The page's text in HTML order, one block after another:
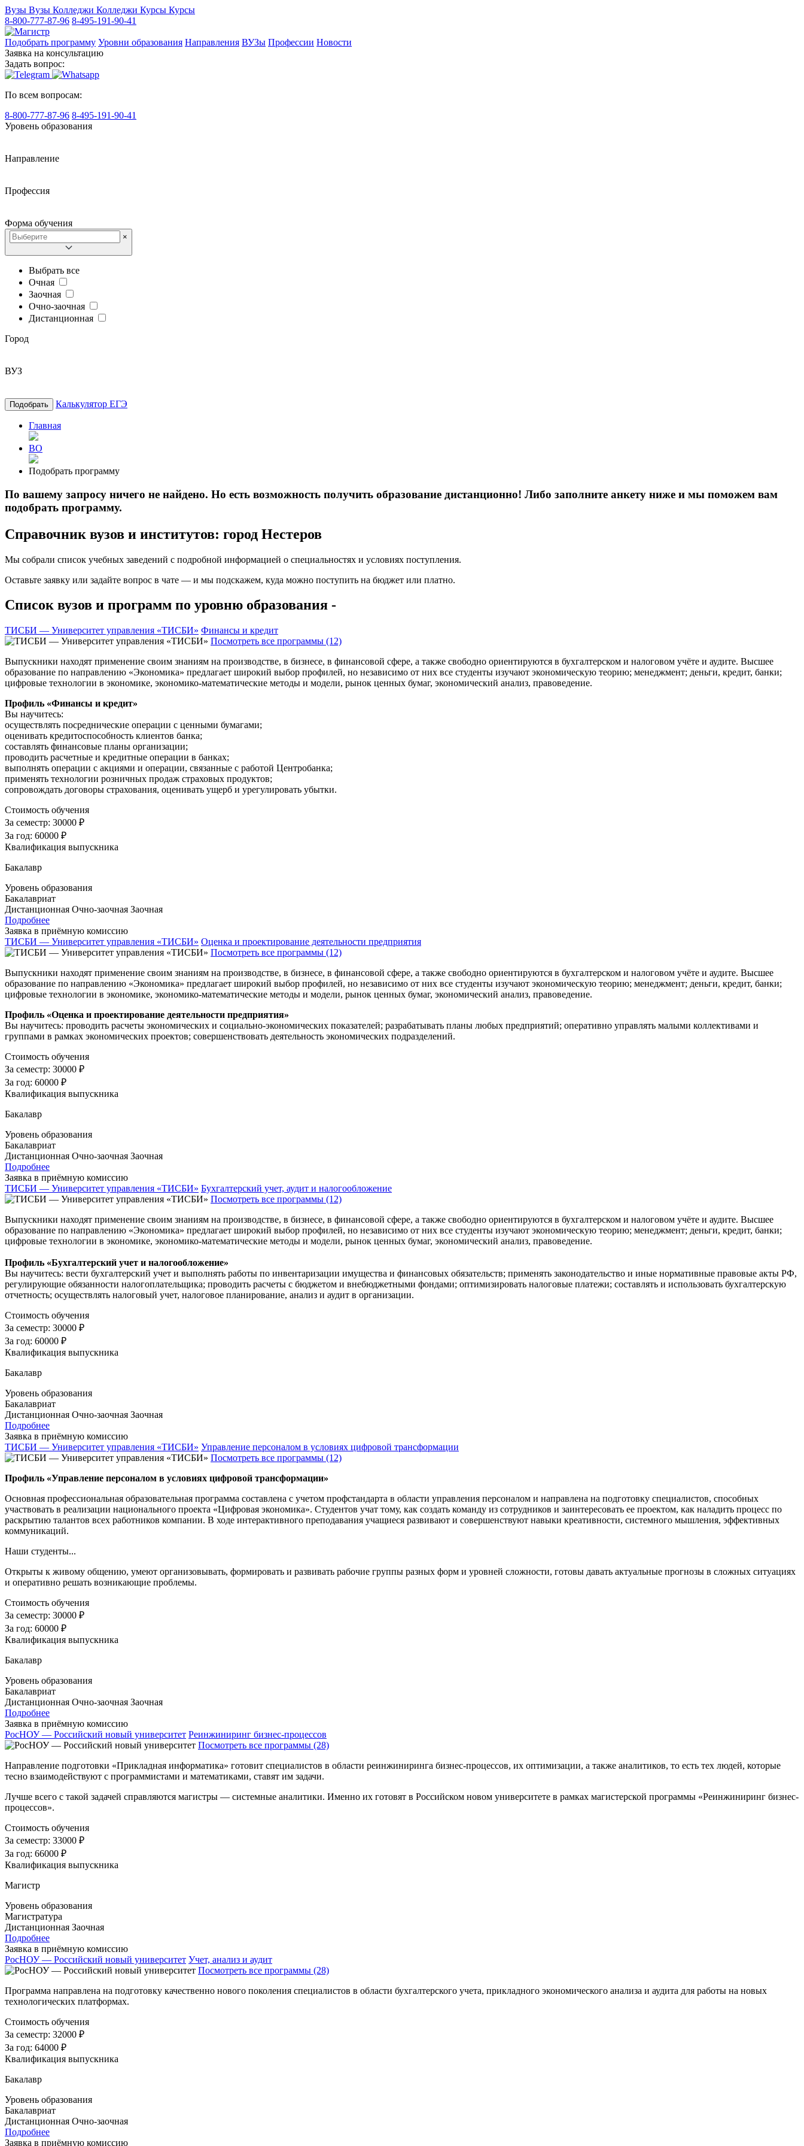
Вузы Вузы Колледжи Колледжи Курсы Курсы
8-800-777-87-96 8-495-191-90-41
Подобрать программу Уровни образования Направления ВУЗы Профессии Новости
Заявка на консультацию
Задать вопрос:
По всем вопросам:
8-800-777-87-96 8-495-191-90-41
Уровень образования
Направление
Профессия
Форма обучения
×
Выбрать все
Очная
Заочная
Очно-заочная
Дистанционная
Город
ВУЗ
Подобрать Калькулятор ЕГЭ
Главная
ВО
Подобрать программу
По вашему запросу ничего не найдено. Но есть возможность получить образование дистанционно! Либо заполните анкету ниже и мы поможем вам
подобрать программу.
Справочник вузов и институтов: город Нестеров
Мы собрали список учебных заведений с подробной информацией о специальностях и условиях поступления.
Оставьте заявку или задайте вопрос в чате — и мы подскажем, куда можно поступить на бюджет или платно.
Список вузов и программ по уровню образования -
ТИСБИ — Университет управления «ТИСБИ» Финансы и кредит
Посмотреть все программы (12)
Выпускники находят применение своим знаниям на производстве, в бизнесе, в финансовой сфере, а также свободно ориентируются в бухгалтерском и налоговом учёте и аудите. Высшее
образование по направлению «Экономика» предлагает широкий выбор профилей, но независимо от них все студенты изучают экономическую теорию; менеджмент; деньги, кредит, банки;
цифровые технологии в экономике, экономико-математические методы и модели, рынок ценных бумаг, экономический анализ, правоведение.
Профиль «Финансы и кредит»
Вы научитесь:
осуществлять посреднические операции с ценными бумагами;
оценивать кредитоспособность клиентов банка;
составлять финансовые планы организации;
проводить расчетные и кредитные операции в банках;
выполнять операции с акциями и операции, связанные с работой Центробанка;
применять технологии розничных продаж страховых продуктов;
сопровождать договоры страхования, оценивать ущерб и урегулировать убытки.
Стоимость обучения
За семестр: 30000 ₽
За год: 60000 ₽
Квалификация выпускника
Бакалавр
Уровень образования
Бакалавриат
Дистанционная Очно-заочная Заочная
Подробнее
Заявка в приёмную комиссию
ТИСБИ — Университет управления «ТИСБИ» Оценка и проектирование деятельности предприятия
Посмотреть все программы (12)
Выпускники находят применение своим знаниям на производстве, в бизнесе, в финансовой сфере, а также свободно ориентируются в бухгалтерском и налоговом учёте и аудите. Высшее
образование по направлению «Экономика» предлагает широкий выбор профилей, но независимо от них все студенты изучают экономическую теорию; менеджмент; деньги, кредит, банки;
цифровые технологии в экономике, экономико-математические методы и модели, рынок ценных бумаг, экономический анализ, правоведение.
Профиль «Оценка и проектирование деятельности предприятия»
Вы научитесь: проводить расчеты экономических и социально-экономических показателей; разрабатывать планы любых предприятий; оперативно управлять малыми коллективами и
группами в рамках экономических проектов; совершенствовать деятельность экономических подразделений.
Стоимость обучения
За семестр: 30000 ₽
За год: 60000 ₽
Квалификация выпускника
Бакалавр
Уровень образования
Бакалавриат
Дистанционная Очно-заочная Заочная
Подробнее
Заявка в приёмную комиссию
ТИСБИ — Университет управления «ТИСБИ» Бухгалтерский учет, аудит и налогообложение
Посмотреть все программы (12)
Выпускники находят применение своим знаниям на производстве, в бизнесе, в финансовой сфере, а также свободно ориентируются в бухгалтерском и налоговом учёте и аудите. Высшее
образование по направлению «Экономика» предлагает широкий выбор профилей, но независимо от них все студенты изучают экономическую теорию; менеджмент; деньги, кредит, банки;
цифровые технологии в экономике, экономико-математические методы и модели, рынок ценных бумаг, экономический анализ, правоведение.
Профиль «Бухгалтерский учет и налогообложение»
Вы научитесь: вести бухгалтерский учет и выполнять работы по инвентаризации имущества и финансовых обязательств; применять законодательство и иные нормативные правовые акты РФ,
регулирующие обязанности налогоплательщика; проводить расчеты с бюджетом и внебюджетными фондами; оптимизировать налоговые платежи; составлять и использовать бухгалтерскую
отчетность; осуществлять налоговый учет, налоговое планирование, анализ и аудит в организации.
Стоимость обучения
За семестр: 30000 ₽
За год: 60000 ₽
Квалификация выпускника
Бакалавр
Уровень образования
Бакалавриат
Дистанционная Очно-заочная Заочная
Подробнее
Заявка в приёмную комиссию
ТИСБИ — Университет управления «ТИСБИ» Управление персоналом в условиях цифровой трансформации
Посмотреть все программы (12)
Профиль «Управление персоналом в условиях цифровой трансформации»
Основная профессиональная образовательная программа составлена с учетом профстандарта в области управления персоналом и направлена на подготовку специалистов, способных
участвовать в реализации национального проекта «Цифровая экономика». Студентов учат тому, как создать команду из сотрудников и заинтересовать ее проектом, как наладить процесс по
раскрытию талантов всех работников компании. В ходе интерактивного преподавания учащиеся развивают и совершенствуют навыки креативности, системного мышления, эффективных
коммуникаций.
Наши студенты...
Открыты к живому общению, умеют организовывать, формировать и развивать рабочие группы разных форм и уровней сложности, готовы давать актуальные прогнозы в сложных ситуациях
и оперативно решать возникающие проблемы.
Стоимость обучения
За семестр: 30000 ₽
За год: 60000 ₽
Квалификация выпускника
Бакалавр
Уровень образования
Бакалавриат
Дистанционная Очно-заочная Заочная
Подробнее
Заявка в приёмную комиссию
РосНОУ — Российский новый университет Реинжиниринг бизнес-процессов
Посмотреть все программы (28)
Направление подготовки «Прикладная информатика» готовит специалистов в области реинжиниринга бизнес-процессов, их оптимизации, а также аналитиков, то есть тех людей, которые
тесно взаимодействуют с программистами и математиками, ставят им задачи.
Лучше всего с такой задачей справляются магистры — системные аналитики. Именно их готовят в Российском новом университете в рамках магистерской программы «Реинжиниринг бизнес-
процессов».
Стоимость обучения
За семестр: 33000 ₽
За год: 66000 ₽
Квалификация выпускника
Магистр
Уровень образования
Магистратура
Дистанционная Заочная
Подробнее
Заявка в приёмную комиссию
РосНОУ — Российский новый университет Учет, анализ и аудит
Посмотреть все программы (28)
Программа направлена на подготовку качественно нового поколения специалистов в области бухгалтерского учета, прикладного экономического анализа и аудита для работы на новых
технологических платформах.
Стоимость обучения
За семестр: 32000 ₽
За год: 64000 ₽
Квалификация выпускника
Бакалавр
Уровень образования
Бакалавриат
Дистанционная Очно-заочная
Подробнее
Заявка в приёмную комиссию